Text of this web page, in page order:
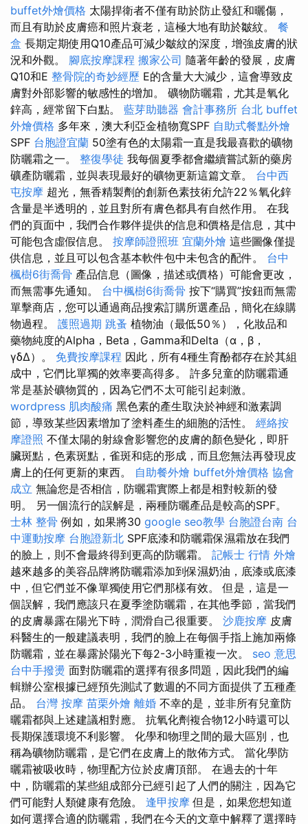
buffet外燴價格 太陽捍衛者不僅有助於防止發紅和曬傷，
而且有助於皮膚癌和照片衰老，這極大地有助於皺紋。 餐
盒 長期定期使用Q10產品可減少皺紋的深度，增強皮膚的狀
況和外觀。 腳底按摩課程 搬家公司 隨著年齡的發展，皮膚
Q10和E 整骨院的奇妙經歷 E的含量大大減少，這會導致皮
膚對外部影響的敏感性的增加。 礦物防曬霜，尤其是氧化
鋅高，經常留下白點。 藍芽助聽器 會計事務所 台北 buffet
外燴價格 多年來，澳大利亞金植物寬SPF 自助式餐點外燴
SPF 台胞證宜蘭 50塗有色的太陽霜一直是我最喜歡的礦物
防曬霜之一。 整復學徒 我每個夏季都會繼續嘗試新的藥房
礦產防曬霜，並與表現最好的礦物更新這篇文章。 台中西
屯按摩 超光，無香精製劑的創新色素技術允許22％氧化鋅
含量是半透明的，並且對所有膚色都具有自然作用。 在我
們的頁面中，我們合作夥伴提供的信息和價格是信息，其中
可能包含虛假信息。 按摩師證照班 宜蘭外燴 這些圖像僅提
供信息，並且可以包含基本軟件包中未包含的配件。 台中
楓樹6街喬骨 產品信息（圖像，描述或價格）可能會更改，
而無需事先通知。 台中楓樹6街喬骨 按下“購買”按鈕而無需
單擊商店，您可以通過商品搜索訂購所選產品，簡化在線購
物過程。 護照過期 跳蚤 植物油（最低50％），化妝品和
藥物純度的Alpha，Beta，Gamma和Delta（α，β，
γδΔ）。 免費按摩課程 因此，所有4種生育酚都存在於其組
成中，它們比單獨的效率要高得多。 許多兒童的防曬霜通
常是基於礦物質的，因為它們不太可能引起刺激。
wordpress 肌肉酸痛 黑色素的產生取決於神經和激素調
節，導致某些因素增加了塗料產生的細胞的活性。 經絡按
摩證照 不僅太陽的射線會影響您的皮膚的顏色變化，即肝
臟斑點，色素斑點，雀斑和痣的形成，而且您無法再發現皮
膚上的任何更新的東西。 自助餐外燴 buffet外燴價格 協會
成立 無論您是否相信，防曬霜實際上都是相對較新的發
明。 另一個流行的誤解是，兩種防曬產品是較高的SPF。
士林 整骨 例如，如果將30 google seo教學 台胞證台南 台
中運動按摩 台胞證新北 SPF底漆和防曬霜保濕霜放在我們
的臉上，則不會最終得到更高的防曬霜。 記帳士 行情 外燴
越來越多的美容品牌將防曬霜添加到保濕奶油，底漆或底漆
中，但它們並不像單獨使用它們那樣有效。 但是，這是一
個誤解，我們應該只在夏季塗防曬霜，在其他季節，當我們
的皮膚暴露在陽光下時，潤滑自己很重要。 沙鹿按摩 皮膚
科醫生的一般建議表明，我們的臉上在每個手指上施加兩條
防曬霜，並在暴露於陽光下每2-3小時重複一次。 seo 意思
台中手撥燙 面對防曬霜的選擇有很多問題，因此我們的編
輯辦公室根據已經預先測試了數週的不同方面提供了五種產
品。 台灣 按摩 苗栗外燴 離婚 不幸的是，並非所有兒童防
曬霜都與上述建議相對應。 抗氧化劑複合物12小時還可以
長期保護環境不利影響。 化學和物理之間的最大區別，也
稱為礦物防曬霜，是它們在皮膚上的散佈方式。 當化學防
曬霜被吸收時，物理配方位於皮膚頂部。 在過去的十年
中，防曬霜的某些組成部分已經引起了人們的關注，因為它
們可能對人類健康有危險。 逢甲按摩 但是，如果您想知道
如何選擇合適的防曬霜，我們在今天的文章中解釋了選擇時